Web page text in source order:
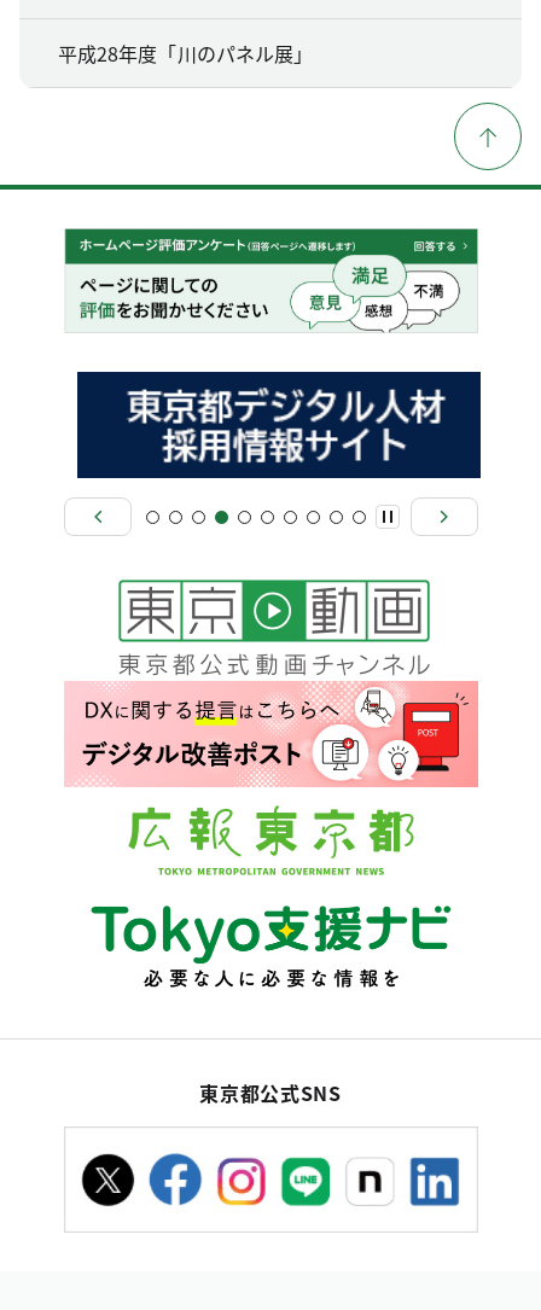
平成28年度「川のパネル展」
東京都公式SNS